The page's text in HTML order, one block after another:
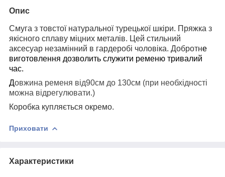
Опис
Смуга з товстої натуральної турецької шкіри. Пряжка з
якісного сплаву міцних металів. Цей стильний
аксесуар незамінний в гардеробі чоловіка. Добротне
виготовлення дозволить служити ременю тривалий
час.
Довжина ременя від90см до 130см (при необхідності
можна відрегулювати.)
Коробка купляється окремо.
Приховати
Характеристики